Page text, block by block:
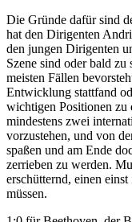
Die Gründe dafür sind
hat den Dirigenten
den jungen Dirigenten
Szene sind oder bald
meisten Fällen
Entwicklung stattfand
wichtigen Positionen zu
mindestens zwei
vorzustehen, und von
spaßen und am Ende
zerrieben zu werden.
erschütternd, einen
müssen.